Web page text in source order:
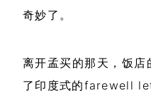
奇妙了。
离开孟买的那天，饭
了印度式的farewell